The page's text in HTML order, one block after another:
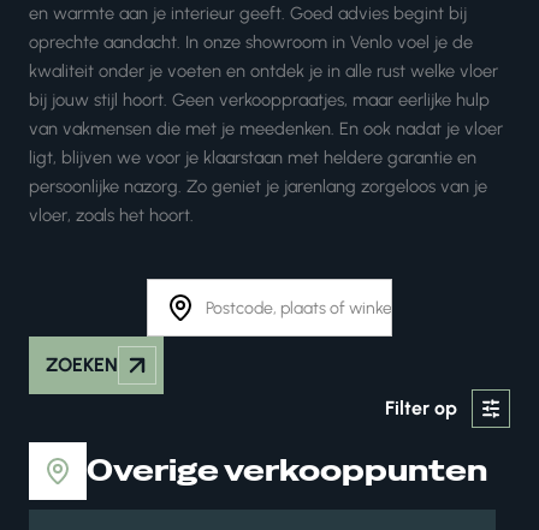
en warmte aan je interieur geeft. Goed advies begint bij
oprechte aandacht. In onze showroom in Venlo voel je de
kwaliteit onder je voeten en ontdek je in alle rust welke vloer
bij jouw stijl hoort. Geen verkooppraatjes, maar eerlijke hulp
van vakmensen die met je meedenken. En ook nadat je vloer
ligt, blijven we voor je klaarstaan met heldere garantie en
persoonlijke nazorg. Zo geniet je jarenlang zorgeloos van je
vloer, zoals het hoort.
ZOEKEN
Filter op
Overige verkooppunten